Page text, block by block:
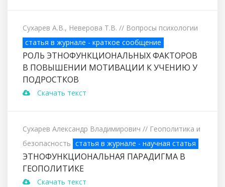
Сухарев А.В., Неверова Т.В. // Вопросы психологии
статья в журнале - краткое сообщение
РОЛЬ ЭТНОФУНКЦИОНАЛЬНЫХ ФАКТОРОВ
В ПОВЫШЕНИИ МОТИВАЦИИ К УЧЕНИЮ У
ПОДРОСТКОВ
Скачать текст
Сухарев Александр Владимирович // Геополитика и
безопасность статья в журнале - научная статья
ЭТНОФУНКЦИОНАЛЬНАЯ ПАРАДИГМА В
ГЕОПОЛИТИКЕ
Скачать текст